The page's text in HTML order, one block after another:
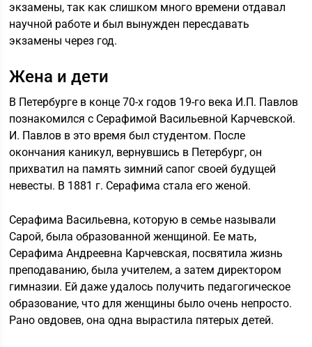
экзамены, так как слишком много времени отдавал
научной работе и был вынужден пересдавать
экзамены через год.
Жена и дети
В Петербурге в конце 70-х годов 19-го века И.П. Павлов
познакомился с Серафимой Васильевной Карчевской.
И. Павлов в это время был студентом. После
окончания каникул, вернувшись в Петербург, он
прихватил на память зимний сапог своей будущей
невесты. В 1881 г. Серафима стала его женой.
Серафима Васильевна, которую в семье называли
Сарой, была образованной женщиной. Ее мать,
Серафима Андреевна Карчевская, посвятила жизнь
преподаванию, была учителем, а затем директором
гимназии. Ей даже удалось получить педагогическое
образование, что для женщины было очень непросто.
Рано овдовев, она одна вырастила пятерых детей.